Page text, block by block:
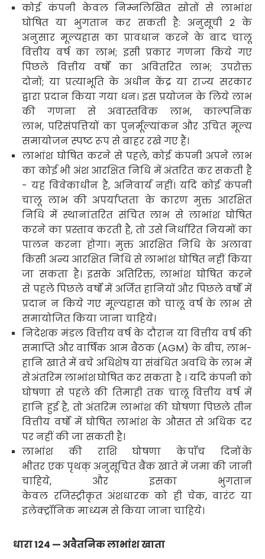
कोई कंपनी केवल निम्नलिखित स्रोतों से लाभांश
घोषित या भुगतान कर सकती है: अनुसूची 2 के
अनुसार मूल्यह्रास का प्रावधान करने के बाद चालू
वित्तीय वर्ष का लाभ; इसी प्रकार गणना किये गए
पिछले वित्तीय वर्षों का अवितरित लाभ; उपरोक्त
दोनों; या प्रत्याभूति के अधीन केंद्र या राज्य सरकार
द्वारा प्रदान किया गया धन। इस प्रयोजन के लिये लाभ
की गणना से अवास्तविक लाभ, काल्पनिक
लाभ,परिसंपत्तियों का पुनर्मूल्यांकन और उचित मूल्य
समायोजन स्पष्ट रूप से बाहर रखे गए हैं।
लाभांश घोषित करने से पहले,कोई कंपनी अपने लाभ
का कोई भी अंश आरक्षित निधि में अंतरित कर सकती है
- यह विवेकाधीन है, अनिवार्य नहीं। यदि कोई कंपनी
चालू लाभ की अपर्याप्तता के कारण मुक्त आरक्षित
निधि में स्थानांतरित संचित लाभ से लाभांश घोषित
करने का प्रस्ताव करती है, तो उसे निर्धारित नियमों का
पालन करना होगा। मुक्त आरक्षित निधि के अलावा
किसी अन्य आरक्षित निधि से लाभांश घोषित नहीं किया
जा सकता है। इसके अतिरिक्त,लाभांश घोषित करने
से पहले पिछले वर्षों में अर्जित हानियों और पिछले वर्षों में
प्रदान न किये गए मूल्यह्रास को चालू वर्ष के लाभ से
समायोजित किया जाना चाहिये।
निदेशक मंडल वित्तीय वर्ष के दौरान या वित्तीय वर्ष की
समाप्ति और वार्षिक आम बैठक (AGM) के बीच, लाभ-
हानि खाते में बचे अधिशेष या संबंधित अवधि के लाभ में
सेअंतरिम लाभांशघोषित कर सकता है । यदि कंपनी को
घोषणा से पहले की तिमाही तक चालू वित्तीय वर्ष में
हानि हुई है, तो अंतरिम लाभांश की घोषणा पिछले तीन
वित्तीय वर्षों में घोषित लाभांश के औसत से अधिक दर
पर नहीं की जा सकती है।
लाभांश की राशि घोषणा केपाँच दिनोंके
भीतर एक पृथक् अनुसूचित बैंक खाते में जमा की जानी
चाहिये, और इसका भुगतान
केवल रजिस्ट्रीकृत अंशधारक को ही चेक,वारंट या
इलेक्ट्रॉनिक माध्यम से किया जाना चाहिये।
धारा124 —अवैतनिक लाभांश खाता